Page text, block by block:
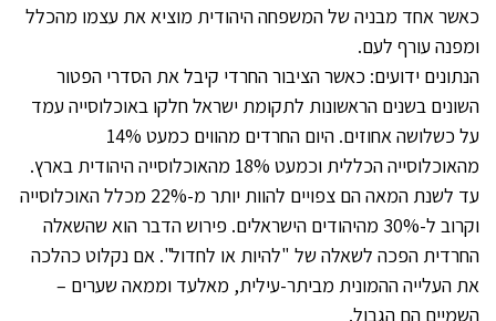
כאשר אחד מבניה של המשפחה היהודית מוציא את עצמו מהכלל
ומפנה עורף לעם.
הנתונים ידועים: כאשר הציבור החרדי קיבל את הסדרי הפטור
השונים בשנים הראשונות לתקומת ישראל חלקו באוכלוסייה עמד
על כשלושה אחוזים. היום החרדים מהווים כמעט 14%
מהאוכלוסייה הכללית וכמעט 18% מהאוכלוסייה היהודית בארץ.
עד לשנת המאה הם צפויים להוות יותר מ-22% מכלל האוכלוסייה
וקרוב ל-30% מהיהודים הישראלים. פירוש הדבר הוא שהשאלה
החרדית הפכה לשאלה של "להיות או לחדול". אם נקלוט כהלכה
את העלייה ההמונית מביתר-עילית, מאלעד וממאה שערים –
השמיים הם הגבול.